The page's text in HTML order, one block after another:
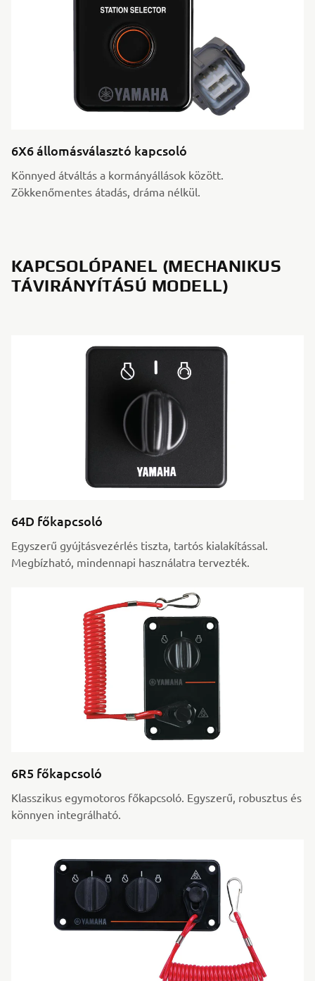
6X6 állomásválasztó kapcsoló
Könnyed átváltás a kormányállások között.
Zökkenőmentes átadás, dráma nélkül.
KAPCSOLÓPANEL (MECHANIKUS
TÁVIRÁNYÍTÁSÚ MODELL)
64D főkapcsoló
Egyszerű gyújtásvezérlés tiszta, tartós kialakítással.
Megbízható, mindennapi használatra tervezték.
6R5 főkapcsoló
Klasszikus egymotoros főkapcsoló. Egyszerű, robusztus és
könnyen integrálható.